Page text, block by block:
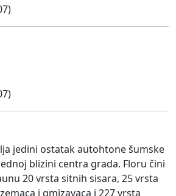
jedini ostatak autohtone šumske
blizini centra grada. Floru čini
20 vrsta sitnih sisara, 25 vrsta
i gmizavaca i 227 vrsta